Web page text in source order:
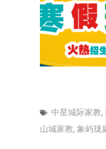
中星城际家教,
山城家教, 象屿珑